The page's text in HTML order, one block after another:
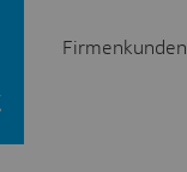
Firmenkunden